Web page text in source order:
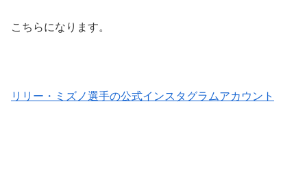
こちらになります。
リリー・ミズノ選手の公式インスタグラムアカウント